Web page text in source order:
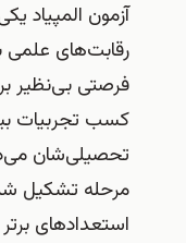
آزمون المپیاد
رقابت‌های علمی
فرصتی بی‌نظیر
کسب تجربیات
تحصیلی‌شان
مرحله تشکیل
استعدادهای